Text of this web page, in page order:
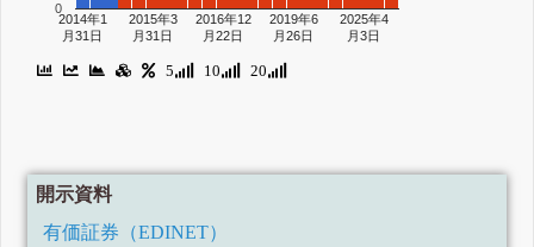
2014年1
月31日
2015年3
月31日
2016年12
月22日
2019年6
月26日
2025年4
月3日
0
5 10 20
開示資料
有価証券（EDINET）